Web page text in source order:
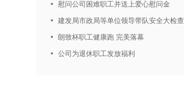
넷 慰问公司困难职工并送上爱心慰问金
넷 建发局市政局等单位领导带队安全大检查
넷 朗致杯职工健康跑 完美落幕
넷 公司为退休职工发放福利